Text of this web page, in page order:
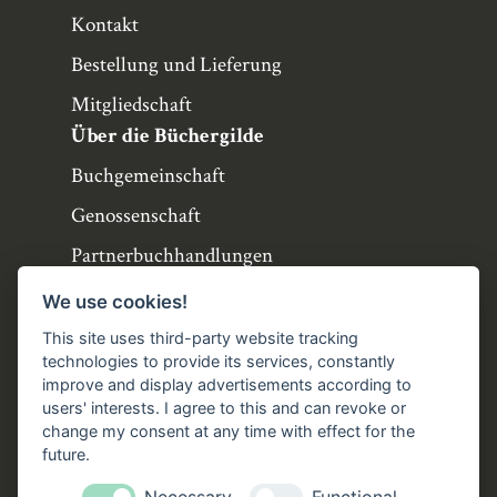
Kontakt
Bestellung und Lieferung
Mitgliedschaft
Über die Büchergilde
Buchgemeinschaft
Genossenschaft
Partnerbuchhandlungen
Büchergilde online
Stellenangebote
Folgen Sie uns!
FacebookInstagramYouTubeTikTok
Zustellung durch:
We use cookies!
This site uses third-party website tracking
technologies to provide its services, constantly
improve and display advertisements according to
users' interests. I agree to this and can revoke or
change my consent at any time with effect for the
future.